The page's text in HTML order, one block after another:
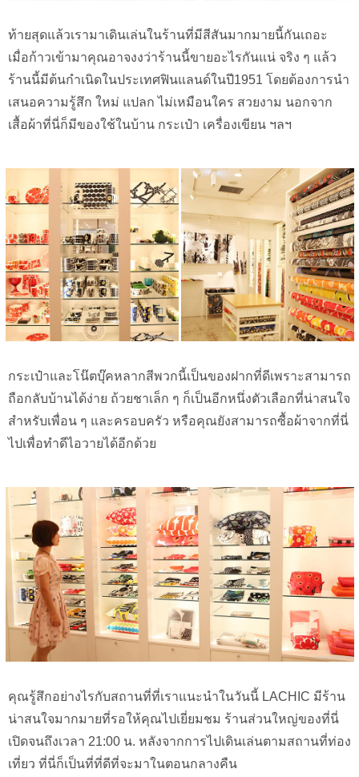
ท้ายสุดแล้วเรามาเดินเล่นในร้านที่มีสีสันมากมายนี้กันเถอะ
เมื่อก้าวเข้ามาคุณอาจงงว่าร้านนี้ขายอะไรกันแน่ จริง ๆ แล้ว
ร้านนี้มีต้นกำเนิดในประเทศฟินแลนด์ในปี1951 โดยต้องการนำ
เสนอความรู้สึก ใหม่ แปลก ไม่เหมือนใคร สวยงาม นอกจาก
เสื้อผ้าที่นี่ก็มีของใช้ในบ้าน กระเป๋า เครื่องเขียน ฯลฯ
กระเป๋าและโน๊ตบุ๊คหลากสีพวกนี้เป็นของฝากที่ดีเพราะสามารถ
ถือกลับบ้านได้ง่าย ถ้วยชาเล็ก ๆ ก็เป็นอีกหนึ่งตัวเลือกที่น่าสนใจ
สำหรับเพื่อน ๆ และครอบครัว หรือคุณยังสามารถซื้อผ้าจากที่นี่
ไปเพื่อทำดีไอวายได้อีกด้วย
คุณรู้สึกอย่างไรกับสถานที่ที่เราแนะนำในวันนี้ LACHIC มีร้าน
น่าสนใจมากมายที่รอให้คุณไปเยี่ยมชม ร้านส่วนใหญ่ของที่นี่
เปิดจนถึงเวลา 21:00 น. หลังจากการไปเดินเล่นตามสถานที่ท่อง
เที่ยว ที่นี่ก็เป็นที่ที่ดีที่จะมาในตอนกลางคืน